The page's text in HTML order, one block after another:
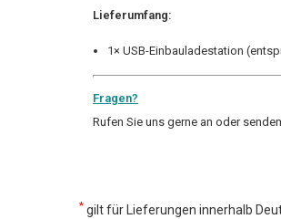
Lieferumfang:
1× USB-Einbauladestation
Fragen?
Rufen Sie uns gerne an oder
* gilt für Lieferungen innerhalb